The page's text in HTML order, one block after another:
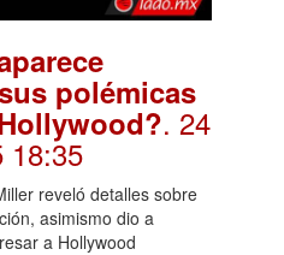
polémicas
. 24
18:35
reveló detalles sobre
asimismo dio a
a Hollywood